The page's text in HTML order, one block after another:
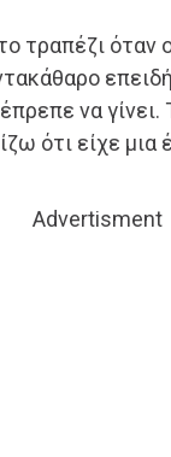
τραπέζι
να
ότι είχε
Advertisment